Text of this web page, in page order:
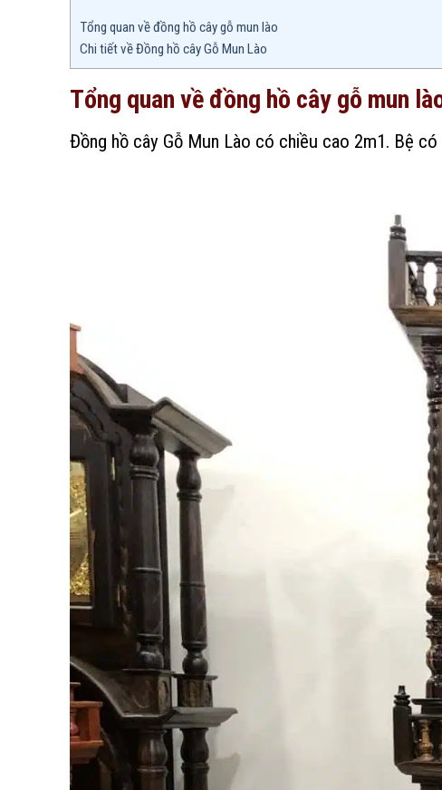
Tổng quan về đồng hồ cây gỗ mun lào
Chi tiết về Đồng hồ cây Gỗ Mun Lào
Tổng quan về đồng hồ cây gỗ mun
Đồng hồ cây Gỗ Mun Lào có chiều cao 2m1. Bệ